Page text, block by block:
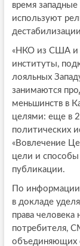
время
используют
«НКО из США и
институты,
лояльных
занимаются
меньшинств в
целями: еще в
политических
«Вовлечение
цели и способы
публикации.
По
в докладе
права
потребителя,
объединяющих